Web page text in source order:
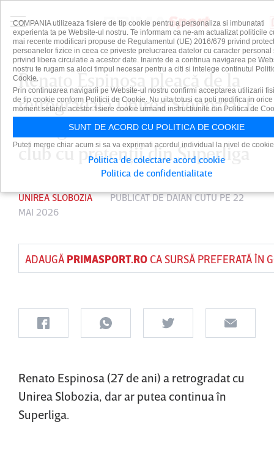
Renato Espinosa pleacă de la
retrogradata Unirea Slobozia! E
în negocieri avansate cu un
club cu pretenţii din Superliga
UNIREA SLOBOZIA PUBLICAT DEDAIAN CUTUPE 22
MAI 2026
ADAUGĂ PRIMASPORT.ROCA SURSĂ PREFERATĂ ÎN
Renato Espinosa (27 de ani) a retrogradat cu
Unirea Slobozia, dar ar putea continua în
Superliga.
COMPANIA utilizeaza fisiere de tip cookie pentru a personaliza si imbunatati
experienta ta pe Website-ul nostru. Te informam ca ne-am actualizat politicile
mai recente modificari propuse de Regulamentul (UE) 2016/679 privind
persoanelor fizice in ceea ce priveste prelucrarea datelor cu caracter personal
privind libera circulatie a acestor date. Inainte de a continua navigarea pe
nostru te rugam sa aloci timpul necesar pentru a citi si intelege continutul
Cookie.
Prin continuarea navigarii pe Website-ul nostru confirmi acceptarea utilizarii
de tip cookie conform Politicii de Cookie. Nu uita totusi ca poti modifica in orice
moment setarile acestor fisiere cookie urmand instructiunile din Politica de
SUNT DE ACORD CU POLITICA DE COOKIE
Puteti merge chiar acum si sa va exprimati acordul individual la nivel de
Politica de colectare acord cookie
Politica de confidentialitate